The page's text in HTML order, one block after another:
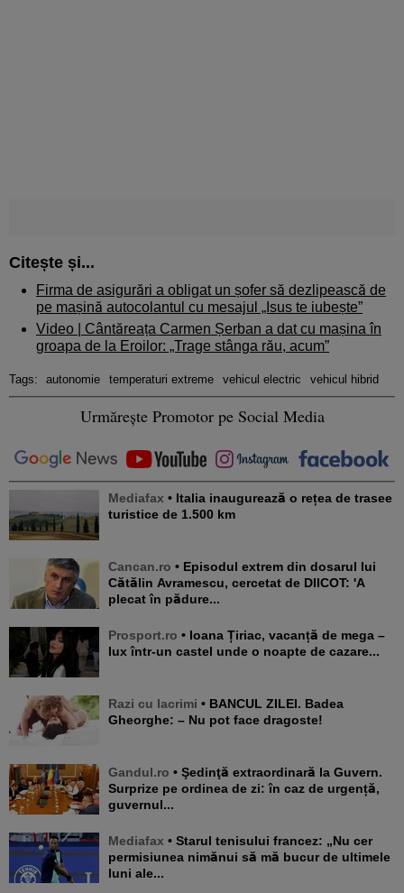
Citește și...
Firma de asigurări a obligat un șofer să dezlipească de
pe mașină autocolantul cu mesajul „Isus te iubește”
Video | Cântăreața Carmen Șerban a dat cu mașina în
groapa de la Eroilor: „Trage stânga rău, acum”
Tags: autonomie temperaturi extreme vehicul electric vehicul hibrid
Urmărește Promotor pe Social Media
Mediafax • Italia inaugurează o rețea de trasee
turistice de 1.500 km
Cancan.ro • Episodul extrem din dosarul lui
Cătălin Avramescu, cercetat de DIICOT: 'A
plecat în pădure...
Prosport.ro • Ioana Țiriac, vacanță de mega –
lux într-un castel unde o noapte de cazare...
Razi cu lacrimi • BANCUL ZILEI. Badea
Gheorghe: – Nu pot face dragoste!
Gandul.ro • Şedinţă extraordinară la Guvern.
Surprize pe ordinea de zi: în caz de urgență,
guvernul...
Mediafax • Starul tenisului francez: „Nu cer
permisiunea nimănui să mă bucur de ultimele
luni ale...